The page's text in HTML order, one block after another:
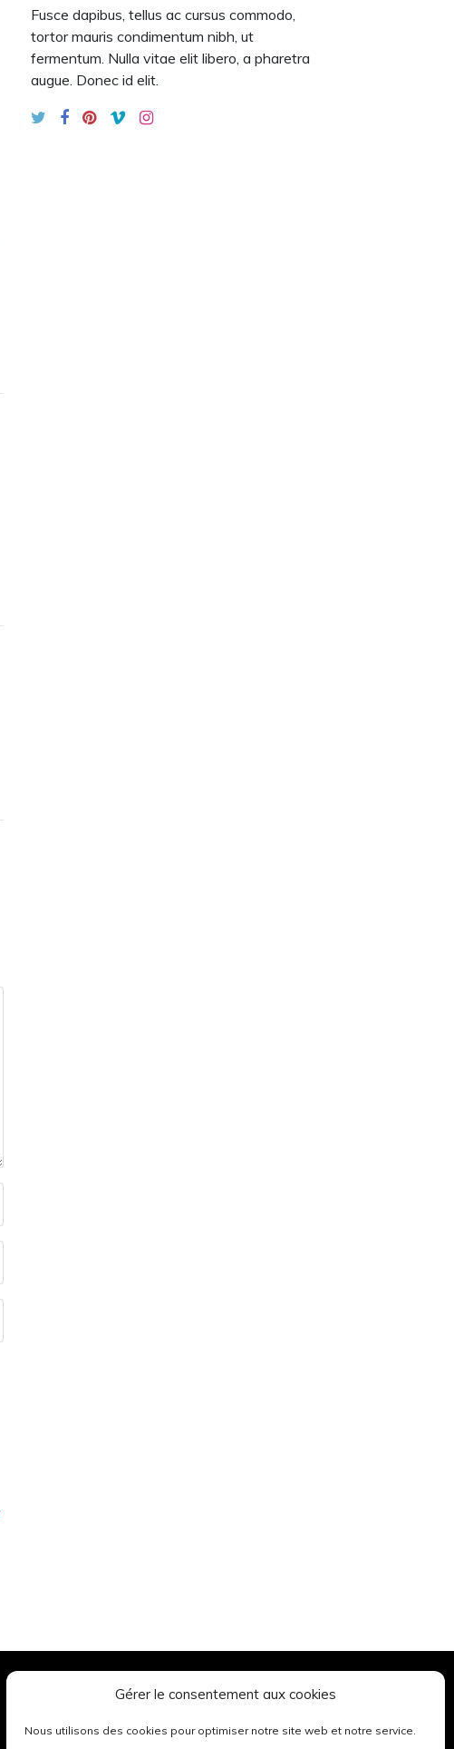
Gérer le consentement aux cookies
Nous utilisons des cookies pour optimiser notre site web et notre service.
Fusce dapibus, tellus ac cursus commodo,
tortor mauris condimentum nibh, ut
fermentum. Nulla vitae elit libero, a pharetra
augue. Donec id elit.